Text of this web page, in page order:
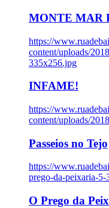
MONTE MAR
https://
content/uploads/
335x256.jpg
INFAME!
https://
content/uploads/
Passeios no Tejo
https://
prego-da-peixaria-
O Prego da